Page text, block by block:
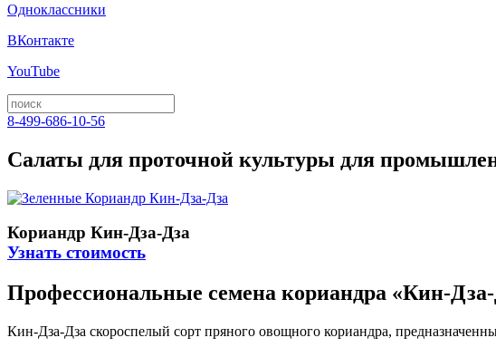
Одноклассники
ВКонтакте
YouTube
8-499-686-10-56
Салаты для проточной культуры для
Кориандр Кин-Дза-Дза
Узнать стоимость
Профессиональные семена кориандра «Кин-
Кин-Дза-Дза скороспелый сорт пряного овощного кориандра,